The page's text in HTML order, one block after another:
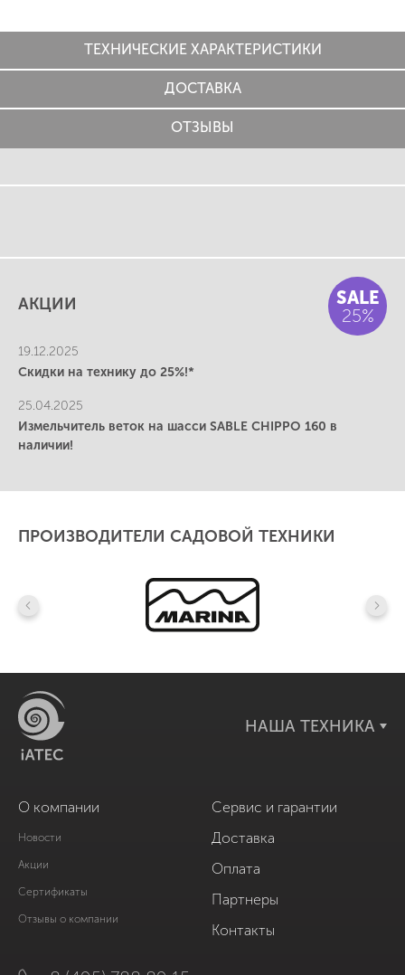
ТЕХНИЧЕСКИЕ ХАРАКТЕРИСТИКИ
ДОСТАВКА
ОТЗЫВЫ
АКЦИИ
SALE
25%
19.12.2025
Скидки на технику до 25%!*
25.04.2025
Измельчитель веток на шасси SABLE CHIPPO 160 в
наличии!
ПРОИЗВОДИТЕЛИ САДОВОЙ ТЕХНИКИ
НАША ТЕХНИКА
О компании
Новости
Акции
Сертификаты
Отзывы о компании
Сервис и гарантии
Доставка
Оплата
Партнеры
Контакты